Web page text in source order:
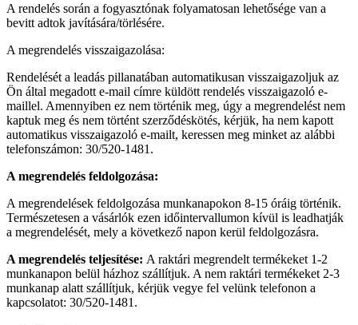
A rendelés során a fogyasztónak folyamatosan lehetősége van a
bevitt adtok javítására/törlésére.
A megrendelés visszaigazolása:
Rendelését a leadás pillanatában automatikusan visszaigazoljuk az
Ön által megadott e-mail címre küldött rendelés visszaigazoló e-
maillel. Amennyiben ez nem történik meg, úgy a megrendelést nem
kaptuk meg és nem történt szerződéskötés, kérjük, ha nem kapott
automatikus visszaigazoló e-mailt, keressen meg minket az alábbi
telefonszámon: 30/520-1481.
A megrendelés feldolgozása:
A megrendelések feldolgozása munkanapokon 8-15 óráig történik.
Természetesen a vásárlók ezen időintervallumon kívül is leadhatják
a megrendelését, mely a következő napon kerül feldolgozásra.
A megrendelés teljesítése: A raktári megrendelt termékeket 1-2
munkanapon belül házhoz szállítjuk. A nem raktári termékeket 2-3
munkanap alatt szállítjuk, kérjük vegye fel velünk telefonon a
kapcsolatot: 30/520-1481.